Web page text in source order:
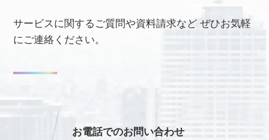
サービスに関するご質問や資料請求などぜひお気軽
にご連絡ください。
お電話でのお問い合わせ